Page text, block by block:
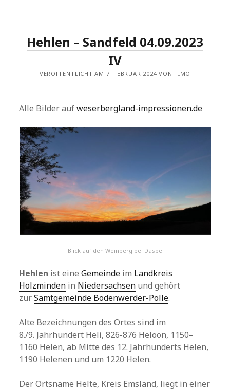
Hehlen – Sandfeld 04.09.2023
IV
VERÖFFENTLICHT AM 7. FEBRUAR 2024 VON TIMO
Alle Bilder aufweserbergland-impressionen.de
Blick auf den Weinberg bei Daspe
Hehlen ist eineGemeinde im Landkreis
Holzminden in Niedersachsen und gehört
zurSamtgemeinde Bodenwerder-Polle.
Alte Bezeichnungen des Ortes sind im
8./9. Jahrhundert Heli, 826-876 Heloon, 1150–
1160 Helen, ab Mitte des 12. Jahrhunderts Helen,
1190 Helenen und um 1220 Helen.
Der Ortsname Helte, Kreis Emsland, liegt in einer